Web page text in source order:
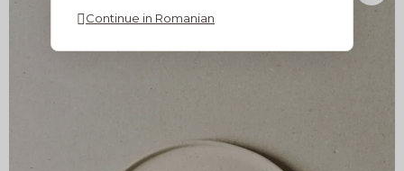
Continue in Romanian